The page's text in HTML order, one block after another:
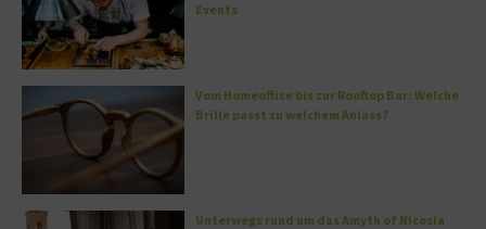
Events
Vom Homeoffice bis zur Rooftop Bar: Welche
Brille passt zu welchem Anlass?
Unterwegs rund um das Amyth of Nicosia